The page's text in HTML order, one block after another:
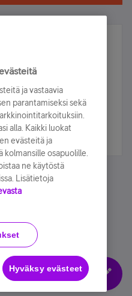
ja voita!
arvonnassa.
statement
ja vastaavia
parantamiseksi sekä
alla. Kaikki luokat
evästeitä ja
osapuolille.
ne käytöstä
Lisätietoja
Hyväksy evästeet